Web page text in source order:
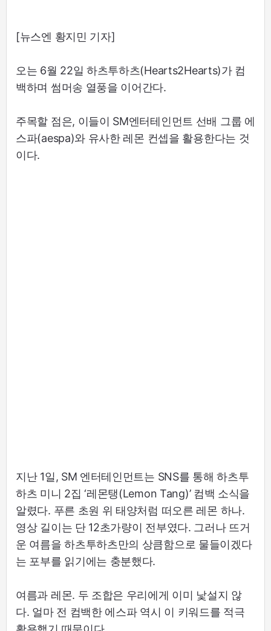
[뉴스엔 황지민 기자]
오는 6월 22일 하츠투하츠(Hearts2Hearts)가 컴
백하며 썸머송 열풍을 이어간다.
주목할 점은, 이들이 SM엔터테인먼트 선배 그룹 에
스파(aespa)와 유사한 레몬 컨셉을 활용한다는 것
이다.
지난 1일, SM 엔터테인먼트는 SNS를 통해 하츠투
하츠 미니 2집 ‘레몬탱(Lemon Tang)’ 컴백 소식을
알렸다. 푸른 초원 위 태양처럼 떠오른 레몬 하나.
영상 길이는 단 12초가량이 전부였다. 그러나 뜨거
운 여름을 하츠투하츠만의 상큼함으로 물들이겠다
는 포부를 읽기에는 충분했다.
여름과 레몬. 두 조합은 우리에게 이미 낯설지 않
다. 얼마 전 컴백한 에스파 역시 이 키워드를 적극